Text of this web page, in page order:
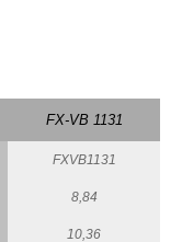
FX-VB 1131
FXVB1131
8,84
10,36